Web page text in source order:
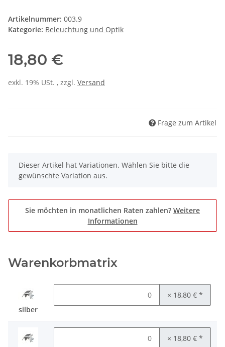
Artikelnummer: 003.9
Kategorie: Beleuchtung und Optik
18,80 €
exkl. 19% USt. , zzgl. Versand
Frage zum Artikel
x
Dieser Artikel hat Variationen. Wählen Sie bitte die
gewünschte Variation aus.
Sie möchten in monatlichen Raten zahlen? Weitere
Informationen
Warenkorbmatrix
silber
× 18,80 € *
× 18,80 € *